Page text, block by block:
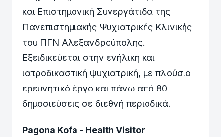
και Επιστημονική Συνεργάτιδα της
Πανεπιστημιακής Ψυχιατρικής Κλινικής
του ΠΓΝ Αλεξανδρούπολης.
Εξειδικεύεται στην ενήλικη και
ιατροδικαστική ψυχιατρική, με πλούσιο
ερευνητικό έργο και πάνω από 80
δημοσιεύσεις σε διεθνή περιοδικά.
Pagona Kofa - Health Visitor